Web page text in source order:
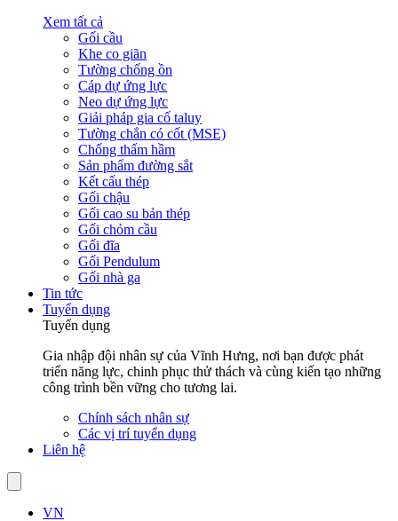
Xem tất cả
Gối cầu
Khe co giãn
Tường chống ồn
Cáp dự ứng lực
Neo dự ứng lực
Giải pháp gia cố taluy
Tường chắn có cốt (MSE)
Chống thấm hầm
Sản phẩm đường sắt
Kết cấu thép
Gối chậu
Gối cao su bản thép
Gối chỏm cầu
Gối đĩa
Gối Pendulum
Gối nhà ga
Tin tức
Tuyển dụng
Tuyển dụng
Gia nhập đội nhân sự của Vĩnh Hưng, nơi bạn được phát
triển năng lực, chinh phục thử thách và cùng kiến tạo những
công trình bền vững cho tương lai.
Chính sách nhân sự
Các vị trí tuyển dụng
Liên hệ
VN